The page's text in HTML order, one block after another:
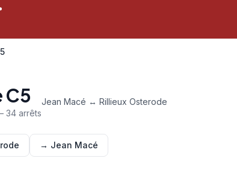
C5
34 arrêts
Jean Macé ↔ Rillieux Osterode
→ Jean Macé